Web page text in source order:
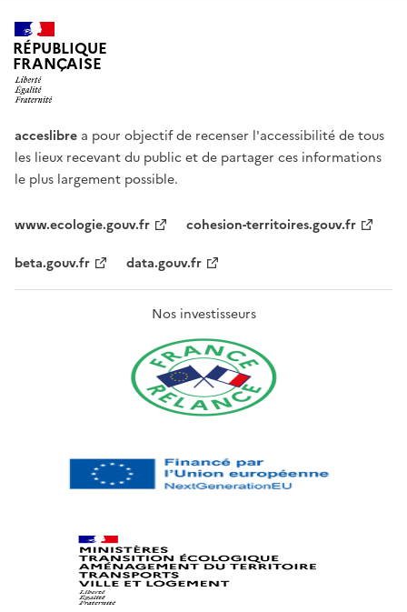
RÉPUBLIQUE
FRANÇAISE
acceslibre a pour objectif de recenser l'accessibilité de tous
les lieux recevant du public et de partager ces informations
le plus largement possible.
www.ecologie.gouv.fr
cohesion-territoires.gouv.fr
beta.gouv.fr
data.gouv.fr
Nos investisseurs